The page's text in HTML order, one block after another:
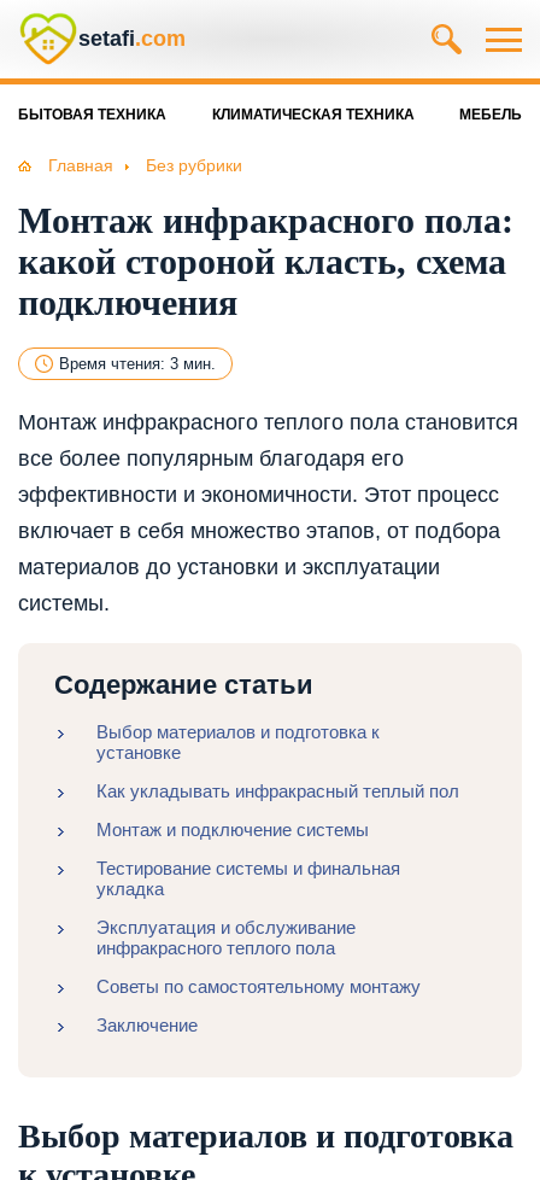
setafi.com
БЫТОВАЯ ТЕХНИКА КЛИМАТИЧЕСКАЯ ТЕХНИКА МЕБЕЛЬ
Главная Без рубрики
Монтаж инфракрасного пола:
какой стороной класть, схема
подключения
Время чтения: 3 мин.
Монтаж инфракрасного теплого пола становится
все более популярным благодаря его
эффективности и экономичности. Этот процесс
включает в себя множество этапов, от подбора
материалов до установки и эксплуатации
системы.
Содержание статьи
Выбор материалов и подготовка к
установке
Как укладывать инфракрасный теплый пол
Монтаж и подключение системы
Тестирование системы и финальная
укладка
Эксплуатация и обслуживание
инфракрасного теплого пола
Советы по самостоятельному монтажу
Заключение
Выбор материалов и подготовка